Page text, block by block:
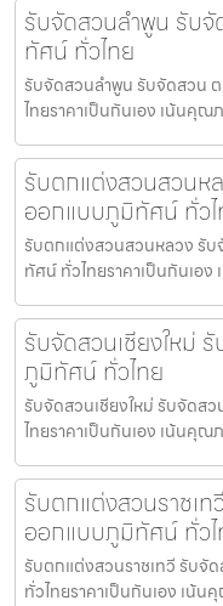
รับจัดสวนลำพูน รับ
ทัศน์ ทั่วไทย
รับจัดสวนลำพูน รับจัดสวน
ไทยราคาเป็นกันเอง เน้นคุ
รับตกแต่งสวนสวนห
ออกแบบภูมิทัศน์ ทั่ว
รับตกแต่งสวนสวนหลวง รั
ทัศน์ ทั่วไทยราคาเป็นกันเอ
รับจัดสวนเชียงใหม่
ภูมิทัศน์ ทั่วไทย
รับจัดสวนเชียงใหม่ รับจัด
ไทยราคาเป็นกันเอง เน้นคุ
รับตกแต่งสวนราชเ
ออกแบบภูมิทัศน์ ทั่ว
รับตกแต่งสวนราชเทวี รับ
ทั่วไทยราคาเป็นกันเอง เน้